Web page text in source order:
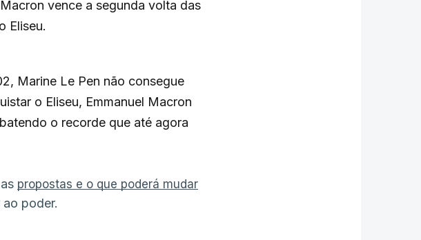
vence a segunda volta das
Eliseu.
Marine Le Pen não consegue
o Eliseu, Emmanuel Macron
o recorde que até agora
propostas e o que poderá mudar
poder.